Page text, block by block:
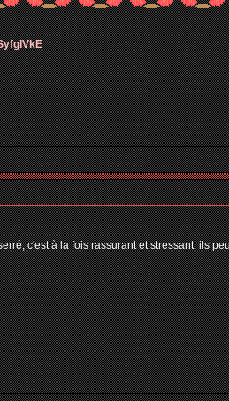
c'est à la fois rassurant et stressant: ils